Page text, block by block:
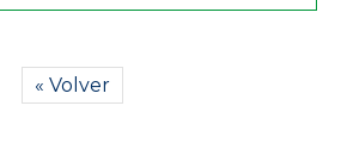
« Volver